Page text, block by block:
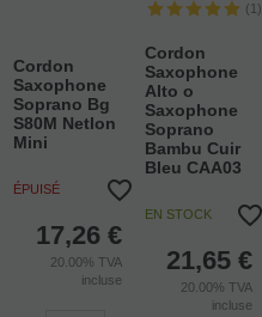
Cordon
Saxophone
Soprano Bg
S80M Netlon
Mini
ÉPUISÉ
17,26 €
20.00%TVA
incluse
(1)
Cordon
Saxophone
Alto o
Saxophone
Soprano
Bambu Cuir
Bleu CAA03
EN STOCK
21,65 €
20.00%TVA
incluse